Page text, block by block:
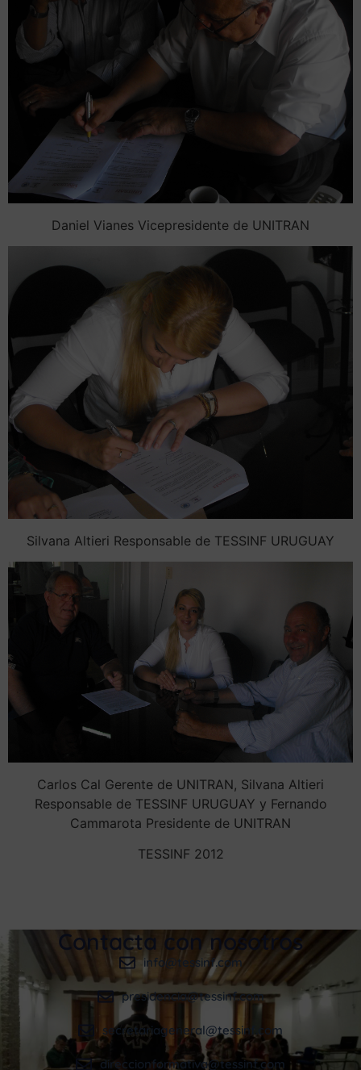
Daniel Vianes Vicepresidente de UNITRAN
Silvana Altieri Responsable de TESSINF URUGUAY
Carlos Cal Gerente de UNITRAN, Silvana Altieri
Responsable de TESSINF URUGUAY y Fernando
Cammarota Presidente de UNITRAN
TESSINF 2012
Contacta con nosotros
info@tessinf.com
presidencia@tessinf.com
secretariageneral@tessinf.com
direccionformativa@tessinf.com